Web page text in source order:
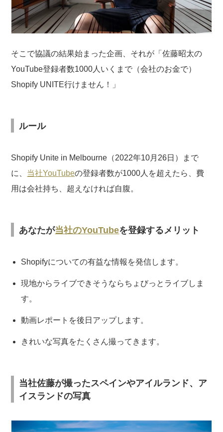
そこで協議の結果始まった企画、それが「佐藤昭太の
YouTube登録者数1000人いくまで（会社のお金で）
Shopify UNITE行けません！」
ルール
Shopify Unite in Melbourne（2022年10月26日）まで
に、 当社YouTubeの登録者数が1000人を超えたら、費
用は会社持ち、超えなければ自腹。
あなたが当社のYouTubeを登録するメリット
Shopifyについての有益な情報を発信します。
現地からライブできそうならちょびっとライブしま
す。
動画レポートを後日アップします。
きれいな写真をたくさん撮ってきます。
当社佐藤が撮ったスペインやアイルランド、ア
イスランドの写真